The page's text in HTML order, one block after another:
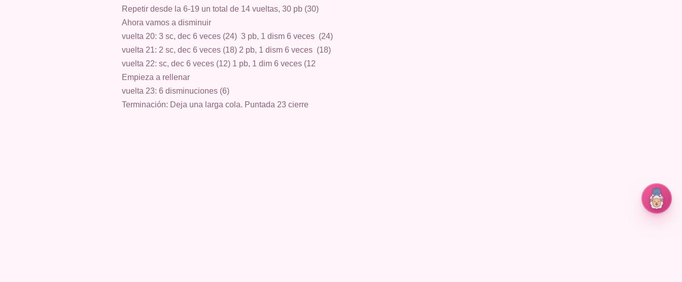
Repetir desde la 6-19 un total de 14 vueltas, 30 pb (30)
Ahora vamos a disminuir
vuelta 20: 3 sc, dec 6 veces (24) 3 pb, 1 dism 6 veces (24)
vuelta 21: 2 sc, dec 6 veces (18) 2 pb, 1 dism 6 veces (18)
vuelta 22: sc, dec 6 veces (12) 1 pb, 1 dim 6 veces (12
Empieza a rellenar
vuelta 23: 6 disminuciones (6)
Terminación: Deja una larga cola. Puntada 23 cierre